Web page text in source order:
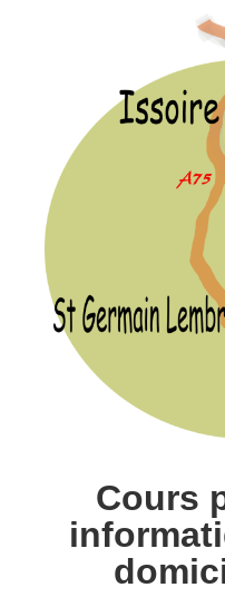
Cours